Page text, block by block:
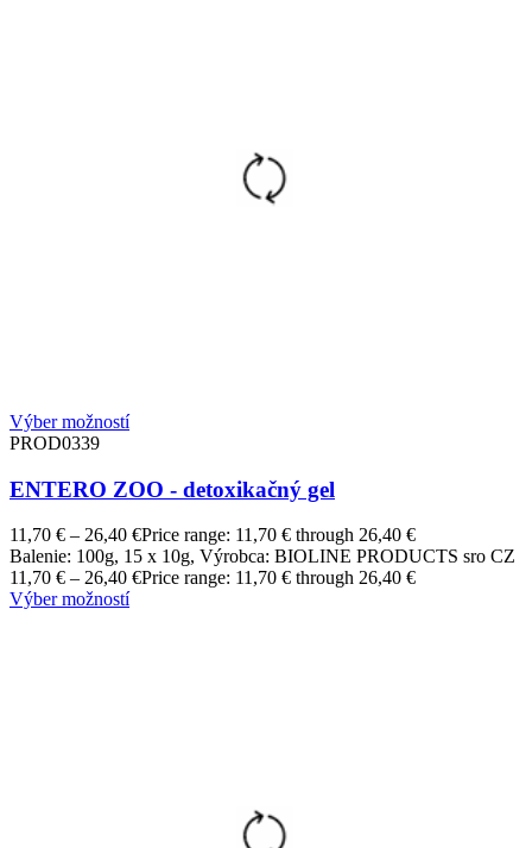
Výber možností
PROD0339
ENTERO ZOO - detoxikačný gel
11,70 € – 26,40 €Price range: 11,70 € through 26,40 €
Balenie: 100g, 15 x 10g, Výrobca: BIOLINE PRODUCTS sro CZ
11,70 € – 26,40 €Price range: 11,70 € through 26,40 €
Výber možností